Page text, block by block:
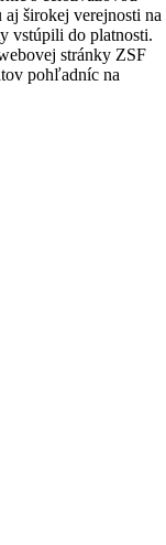
širokej verejnosti na
vstúpili do platnosti.
stránky ZSF
pohľadníc na